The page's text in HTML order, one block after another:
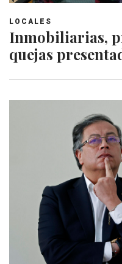
LOCALES
​​​Inmobiliarias,
quejas